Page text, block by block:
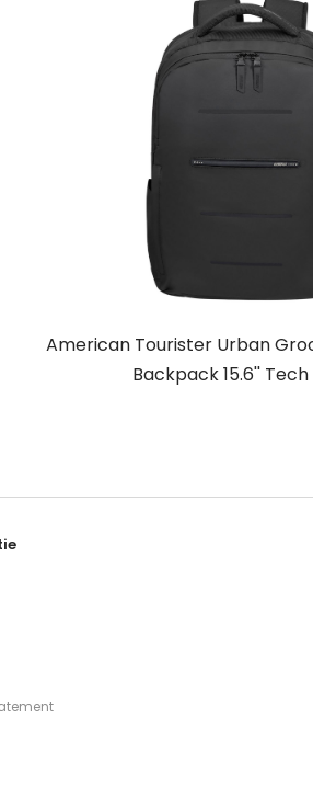
American Tourister Urban
Backpack 15.6''